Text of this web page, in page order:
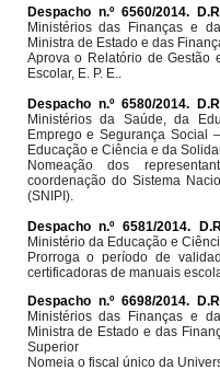
Despacho n.º 6560/2014.
Ministérios das Finanças e
Ministra de Estado e das
Aprova o Relatório de Gestão
Escolar, E. P. E..
Despacho n.º 6580/2014.
Ministérios da Saúde, da
Emprego e Segurança Social
Educação e Ciência e da
Nomeação dos
coordenação do Sistema
(SNIPI).
Despacho n.º 6581/2014.
Ministério da Educação e
Prorroga o período de
certificadoras de manuais
Despacho n.º 6698/2014.
Ministérios das Finanças e
Ministra de Estado e das
Superior
Nomeia o fiscal único da